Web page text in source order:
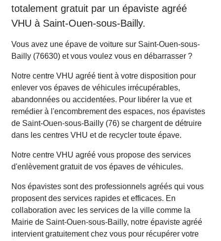
totalement gratuit par un épaviste agréé
VHU à Saint-Ouen-sous-Bailly.
Vous avez une épave de voiture sur Saint-Ouen-sous-
Bailly (76630) et vous voulez vous en débarrasser ?
Notre centre VHU agréé tient à votre disposition pour
enlever vos épaves de véhicules irrécupérables,
abandonnées ou accidentées. Pour libérer la vue et
remédier à l'encombrement des espaces, nos épavistes
de Saint-Ouen-sous-Bailly (76) se chargent de détruire
dans les centres VHU et de recycler toute épave.
Notre centre VHU agréé vous propose des services
d'enlèvement gratuit de vos épaves de véhicules.
Nos épavistes sont des professionnels agréés qui vous
proposent des services rapides et efficaces. En
collaboration avec les services de la ville comme la
Mairie de Saint-Ouen-sous-Bailly, notre épaviste agréé
intervient gratuitement chez vous pour récupérer votre